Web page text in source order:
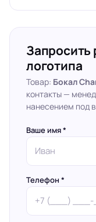
Запросить
логотипа
Товар: Бокал
контакты —
нанесением под
Ваше имя *
Телефон *